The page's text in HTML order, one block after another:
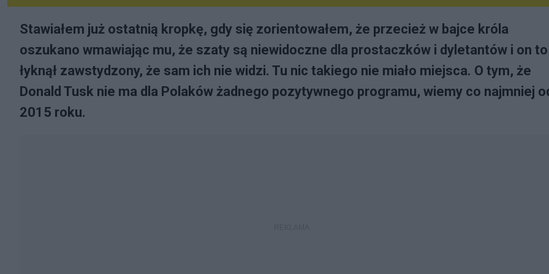
Stawiałem już ostatnią kropkę, gdy się zorientowałem, że przecież w bajce króla
oszukano wmawiając mu, że szaty są niewidoczne dla prostaczków i dyletantów i on to
łyknął zawstydzony, że sam ich nie widzi. Tu nic takiego nie miało miejsca. O tym, że
Donald Tusk nie ma dla Polaków żadnego pozytywnego programu, wiemy co najmniej
2015 roku.